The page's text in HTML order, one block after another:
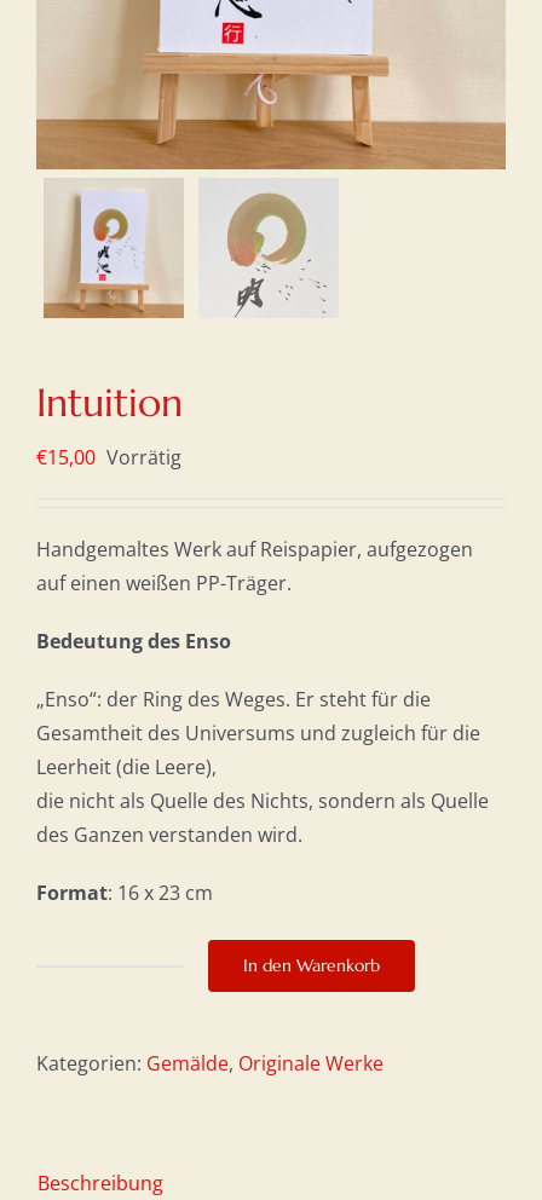
Intuition
€15,00 Vorrätig
Handgemaltes Werk auf Reispapier, aufgezogen
auf einen weißen PP-Träger.
Bedeutung des Enso
„Enso“: der Ring des Weges. Er steht für die
Gesamtheit des Universums und zugleich für die
Leerheit (die Leere),
die nicht als Quelle des Nichts, sondern als Quelle
des Ganzen verstanden wird.
Format: 16 x 23 cm
In den Warenkorb
Kategorien: Gemälde, Originale Werke
Beschreibung